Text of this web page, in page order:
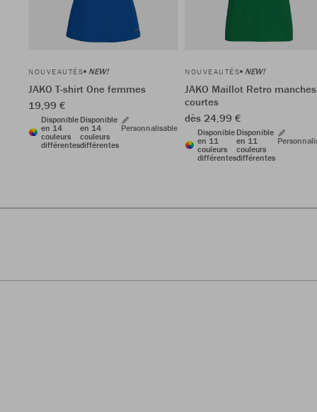
NOUVEAUTÉS NEW!
JAKO T-shirt One femmes
19,99 €
Disponible
en 14
couleurs
différentes
Disponible
en 14
couleurs
différentes
Personnalisable
NOUVEAUTÉS NEW!
JAKO Maillot Retro manches
courtes
dès 24,99 €
Disponible
en 11
couleurs
différentes
Disponible
en 11
couleurs
différentes